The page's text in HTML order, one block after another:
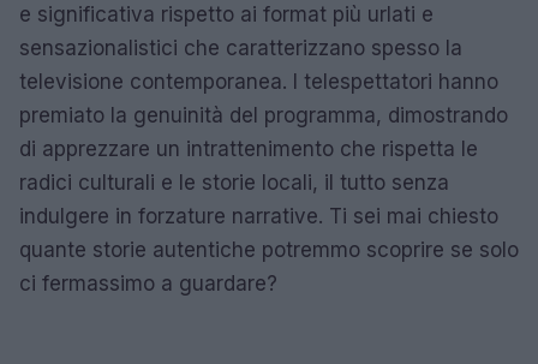
e significativa rispetto ai format più urlati e
sensazionalistici che caratterizzano spesso la
televisione contemporanea. I telespettatori hanno
premiato la genuinità del programma, dimostrando
di apprezzare un intrattenimento che rispetta le
radici culturali e le storie locali, il tutto senza
indulgere in forzature narrative. Ti sei mai chiesto
quante storie autentiche potremmo scoprire se solo
ci fermassimo a guardare?